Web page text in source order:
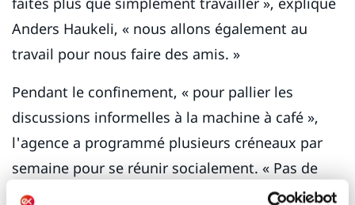
Anders Haukeli, « nous allons également au
travail pour nous faire des amis. »
Pendant le confinement, « pour pallier les
discussions informelles à la machine à café »,
l'agence a programmé plusieurs créneaux par
semaine pour se réunir socialement. « Pas de
discussion à propos du boulot », dit Anders